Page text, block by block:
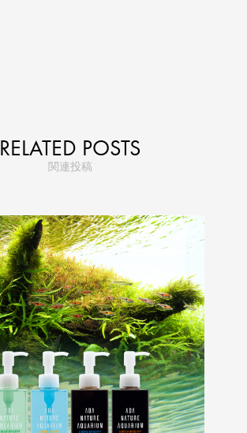
RELATED POSTS
関連投稿